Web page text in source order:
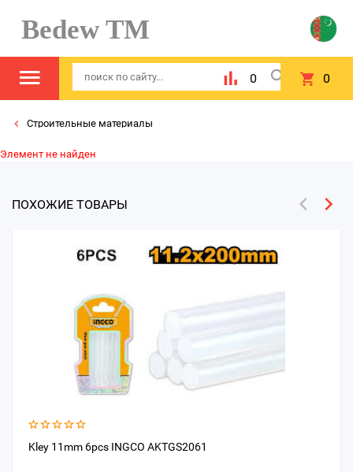
Bedew TM
0 0
Строительные материалы
Элемент не найден
ПОХОЖИЕ ТОВАРЫ
Kley 11mm 6pcs INGCO AKTGS2061